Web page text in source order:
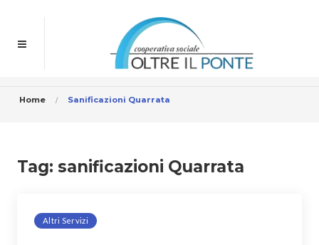
Home Sanificazioni Quarrata
Tag: sanificazioni Quarrata
Altri Servizi